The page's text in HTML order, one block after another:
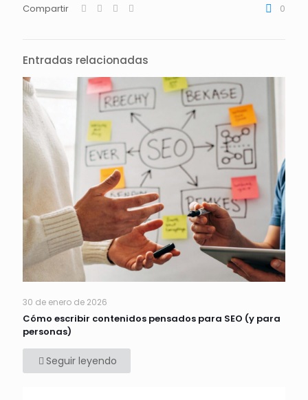
Compartir 0
Entradas relacionadas
30 de enero de 2026
Cómo escribir contenidos pensados para SEO (y para
personas)
Seguir leyendo